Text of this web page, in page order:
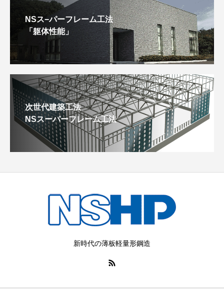
NSス−パーフレーム工法
「躯体性能」
次世代建築工法
NSスーパーフレーム工法
新時代の薄板軽量形鋼造